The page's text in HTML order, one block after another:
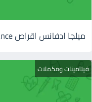
ميلجا ادفانس اقراص Milga Advance : للاعصاب والإكتئاب
فيتامينات ومكملات